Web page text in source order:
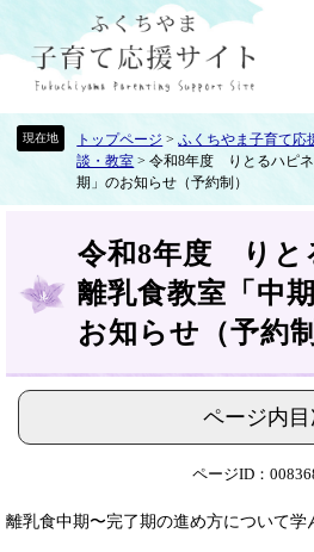
先
を
トップページ >ふくちやま子育て応
談・教室 >令和8年度 りとるハピ
期」のお知らせ（予約制）
令和8年度 り
離乳食教室「中
お知らせ（予約制
ページ内目
ページID：
離乳食中期〜完了期の進め方について学